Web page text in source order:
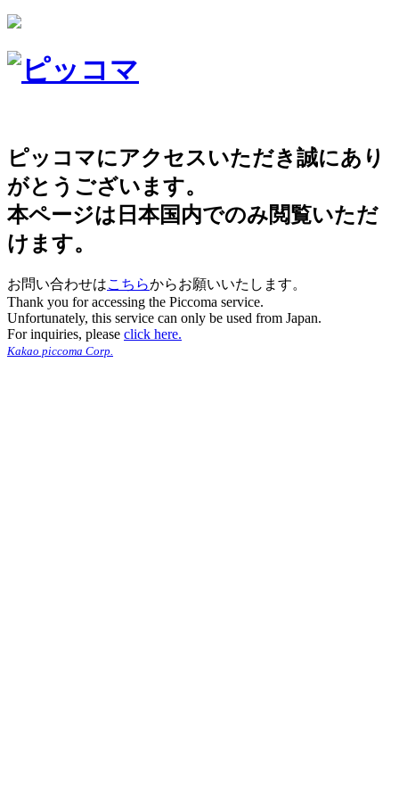
ピッコマにアクセスいただき誠にあり
がとうございます。
本ページは日本国内でのみ閲覧いただ
けます。
お問い合わせはこちらからお願いいたします。
Thank you for accessing the Piccoma service.
Unfortunately, this service can only be used from Japan.
For inquiries, please click here.
Kakao piccoma Corp.